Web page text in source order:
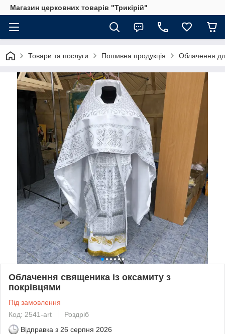
Магазин церковних товарів "Трикірій"
Товари та послуги Пошивна продукція Облачення
Облачення священика із оксамиту з
покрівцями
Під замовлення
Код: 2541-art
Роздріб
Відправка з 26 серпня 2026